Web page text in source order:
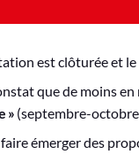
est clôturée et
que de moins
» (septembre-
faire émerger des